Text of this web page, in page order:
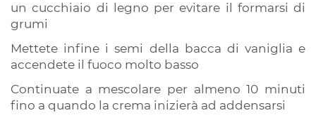
un cucchiaio di legno per evitare il formarsi di
grumi
Mettete infine i semi della bacca di vaniglia e
accendete il fuoco molto basso
Continuate a mescolare per almeno 10 minuti
fino a quando la crema inizierà ad addensarsi